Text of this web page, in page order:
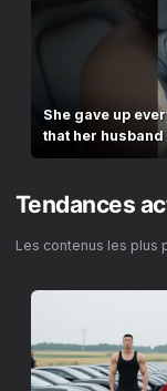
She gave up
that her
Tendances
Les contenus les plus